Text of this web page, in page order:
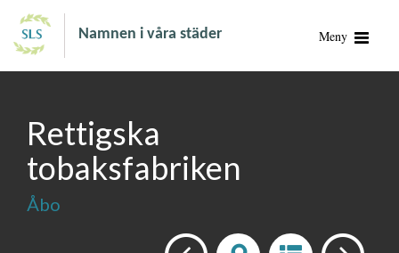
Namnen i våra städer Meny
Rettigska
tobaksfabriken
Åbo